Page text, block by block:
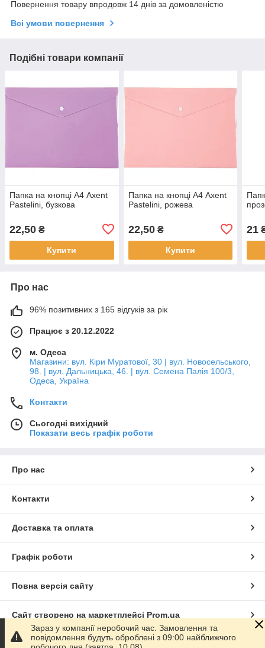
Повернення товару впродовж 14 днів за домовленістю
Всі умови повернення
Подібні товари компанії
Папка на кнопці А4 Axent
Pastelini, бузкова
22,50 ₴
Купити
Папка на кнопці А4 Axent
Pastelini, рожева
22,50₴
Купити
21
Про нас
96% позитивних з 165 відгуків за рік
Працює з 20.12.2022
м. Одеса
Магазини: вул. Кіри Муратової, 30 | вул. Новосельського,
98. | вул. Дальницька, 46. | вул. Семена Палія 100/3,
Одеса, Україна
Контакти
Сьогодні вихідний
Показати весь графік роботи
Про нас
Контакти
Доставка та оплата
Графік роботи
Повна версія сайту
Сайт створено на маркетплейсі Prom.ua
Політика конфіденційності
Зараз у компанії неробочий час. Замовлення та
повідомлення будуть оброблені з 09:00 найближчого